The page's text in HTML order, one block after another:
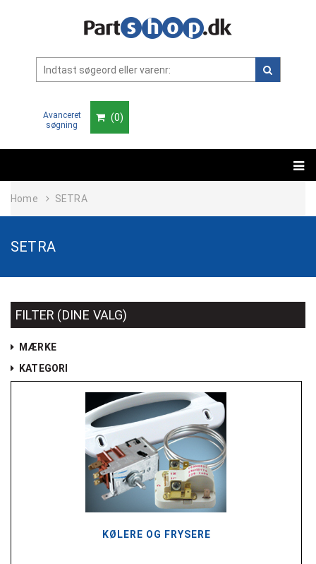
Avanceret
søgning
(0)
Home SETRA
SETRA
FILTER (DINE VALG)
MÆRKE
KATEGORI
KØLERE OG FRYSERE